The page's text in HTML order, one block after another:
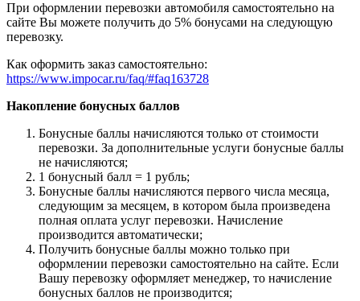
При оформлении перевозки автомобиля самостоятельно на
сайте Вы можете получить до 5% бонусами на следующую
перевозку.
Как оформить заказ самостоятельно:
https://www.impocar.ru/faq/#faq163728
Накопление бонусных баллов
Бонусные баллы начисляются только от стоимости
перевозки. За дополнительные услуги бонусные баллы
не начисляются;
1 бонусный балл = 1 рубль;
Бонусные баллы начисляются первого числа месяца,
следующим за месяцем, в котором была произведена
полная оплата услуг перевозки. Начисление
производится автоматически;
Получить бонусные баллы можно только при
оформлении перевозки самостоятельно на сайте. Если
Вашу перевозку оформляет менеджер, то начисление
бонусных баллов не производится;